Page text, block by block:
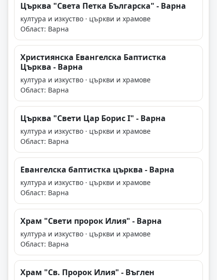
Църква "Света Петка Българска" - Варна
култура и изкуство · църкви и храмове
Област: Варна
Християнска Евангелска Баптистка
Църква - Варна
култура и изкуство · църкви и храмове
Област: Варна
Църква "Свети Цар Борис I" - Варна
култура и изкуство · църкви и храмове
Област: Варна
Евангелска баптистка църква - Варна
култура и изкуство · църкви и храмове
Област: Варна
Храм "Свети пророк Илия" - Варна
култура и изкуство · църкви и храмове
Област: Варна
Храм "Св. Пророк Илия" - Въглен